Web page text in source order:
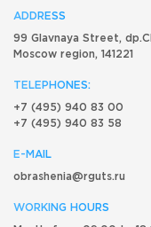
ADDRESS
99 Glavnaya Street,
Moscow region, 141221
TELEPHONES:
+7 (495) 940 83 00
+7 (495) 940 83 58
E-MAIL
obrashenia@rguts.ru
WORKING HOURS